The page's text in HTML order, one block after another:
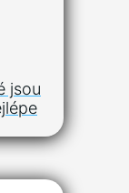
jsou